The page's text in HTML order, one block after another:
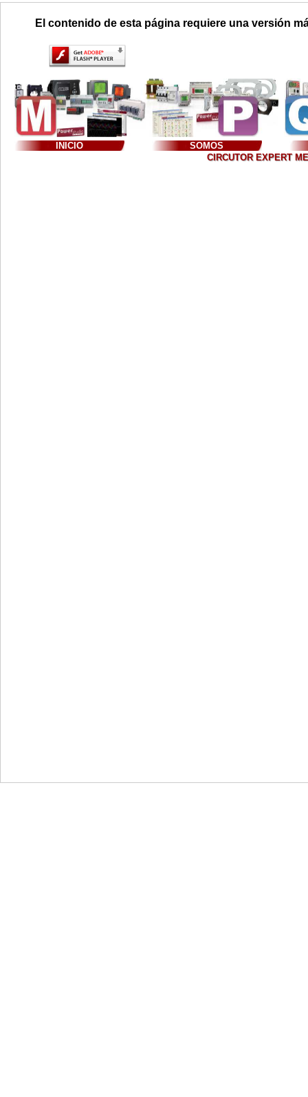
El contenido de esta página requiere una versión
INICIO
SOMOS
CIRCUTOR EXPERT